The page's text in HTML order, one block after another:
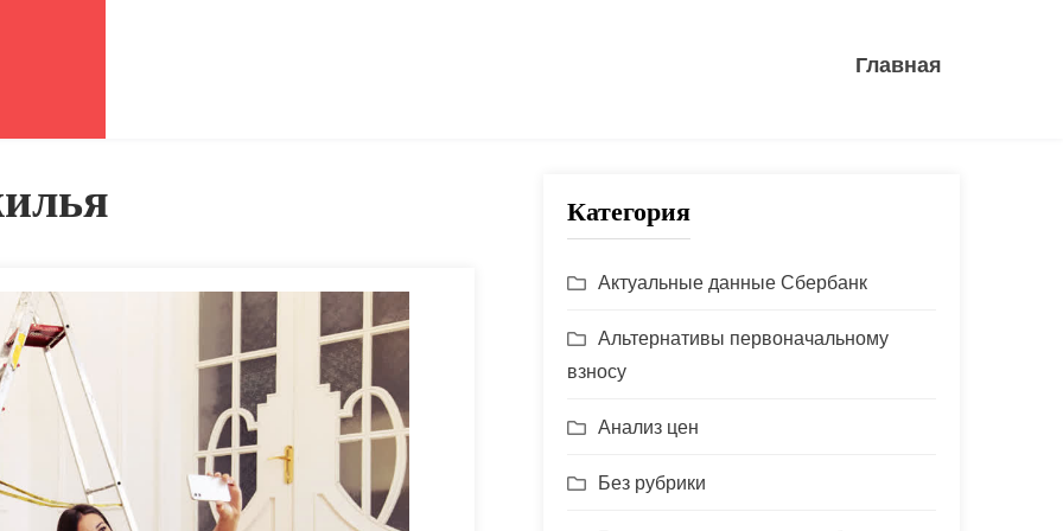
Главная
Категория
Актуальные данные Сбербанк
Альтернативы первоначальному
взносу
Анализ цен
Без рубрики